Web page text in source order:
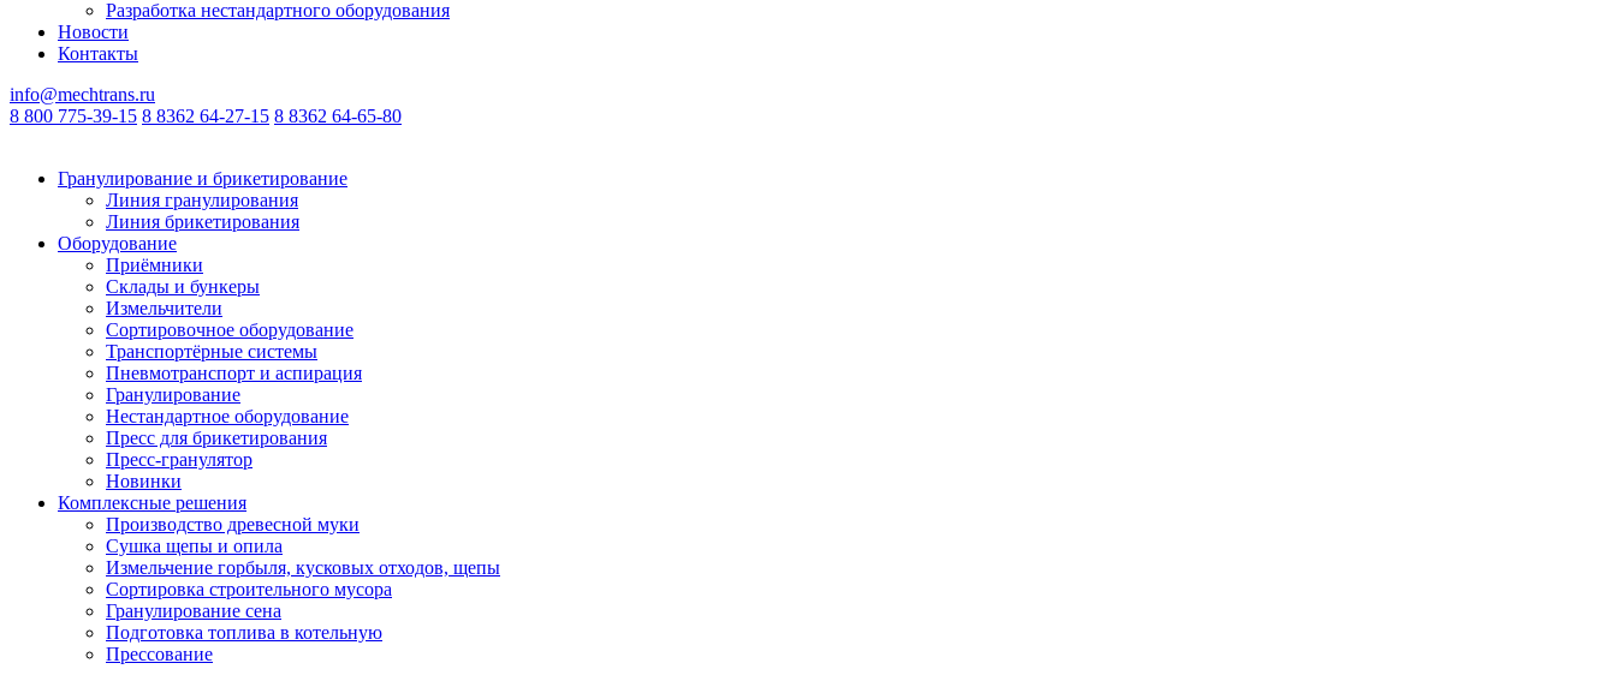
Разработка нестандартного оборудования
Новости
Контакты
info@mechtrans.ru
8 800 775-39-15 8 8362 64-27-15 8 8362 64-65-80
Гранулирование и брикетирование
Линия гранулирования
Линия брикетирования
Оборудование
Приёмники
Склады и бункеры
Измельчители
Сортировочное оборудование
Транспортёрные системы
Пневмотранспорт и аспирация
Гранулирование
Нестандартное оборудование
Пресс для брикетирования
Пресс-гранулятор
Новинки
Комплексные решения
Производство древесной муки
Сушка щепы и опила
Измельчение горбыля, кусковых отходов, щепы
Сортировка строительного мусора
Гранулирование сена
Подготовка топлива в котельную
Прессование